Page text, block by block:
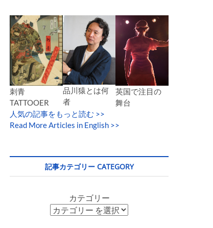
刺青
TATTOOER
品川猿とは何
者
英国で注目の
舞台
人気の記事をもっと読む >>
Read More Articles in English >>
記事カテゴリー CATEGORY
カテゴリー